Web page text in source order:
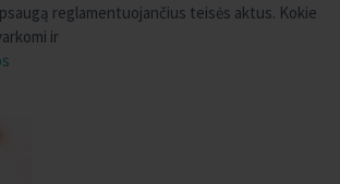
reglamentuojančius teisės aktus. Kokie
ir